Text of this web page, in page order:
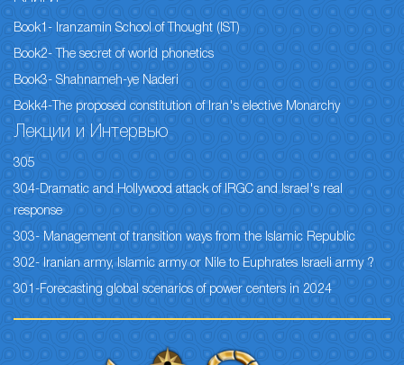
Book1- Iranzamin School of Thought (IST)
Book2- The secret of world phonetics
Book3- Shahnameh-ye Naderi
Bokk4-The proposed constitution of Iran's elective Monarchy
Лекции и Интервью
305
304-Dramatic and Hollywood attack of IRGC and Israel's real
response
303- Management of transition ways from the Islamic Republic
302- Iranian army, Islamic army or Nile to Euphrates Israeli army ?
301-Forecasting global scenarios of power centers in 2024